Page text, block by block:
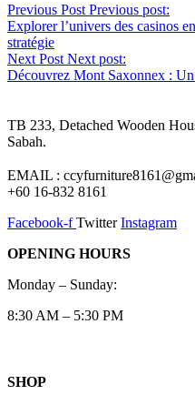
Previous Post Previous post:
Explorer l’univers des casinos
stratégie
Next Post Next post:
Découvrez Mont Saxonnex :
TB 233, Detached Wooden
Sabah.
EMAIL :
+60 16-832 8161
Facebook-f Twitter Instagram
OPENING HOURS
Monday – Sunday:
8:30 AM – 5:30 PM
SHOP